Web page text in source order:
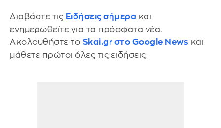
Διαβάστε τις Ειδήσεις σήμερα και
ενημερωθείτε για τα πρόσφατα νέα.
Ακολουθήστε το Skai.gr στο Google News και
μάθετε πρώτοι όλες τις ειδήσεις.